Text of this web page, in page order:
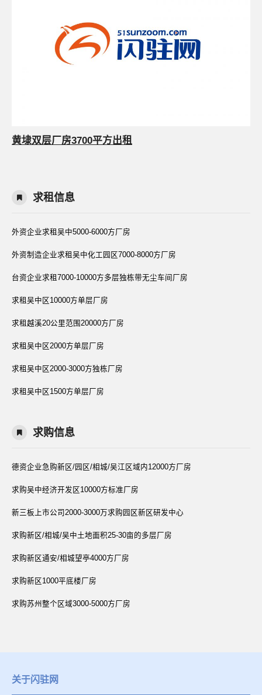
黄埭双层厂房3700平方出租
求租信息
外资企业求租吴中5000-6000方厂房
外资制造企业求租吴中化工园区7000-8000方厂房
台资企业求租7000-10000方多层独栋带无尘车间厂房
求租吴中区10000方单层厂房
求租越溪20公里范围20000方厂房
求租吴中区2000方单层厂房
求租吴中区2000-3000方独栋厂房
求租吴中区1500方单层厂房
求购信息
德资企业急购新区/园区/相城/吴江区域内12000方厂房
求购吴中经济开发区10000方标准厂房
新三板上市公司2000-3000万求购园区新区研发中心
求购新区/相城/吴中土地面积25-30亩的多层厂房
求购新区通安/相城望亭4000方厂房
求购新区1000平底楼厂房
求购苏州整个区域3000-5000方厂房
关于闪驻网